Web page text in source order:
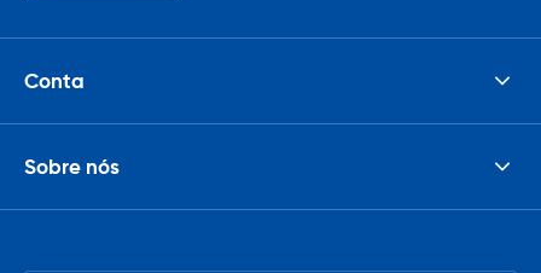
Conta
Sobre nós